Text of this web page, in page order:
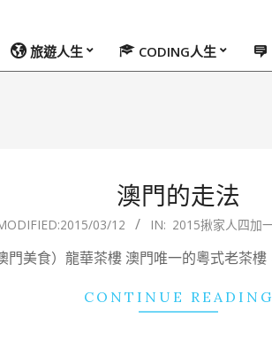
旅遊人生 CODING人生
澳門的走法
2015/03/12 IN: 2015揪家人四加
門美食）龍華茶樓 澳門唯一的粵式老茶
CONTINUE READING